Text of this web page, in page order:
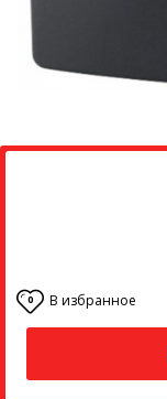
0 В избранное